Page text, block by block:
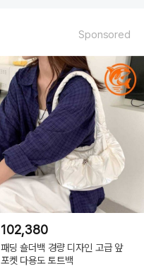
Sponsored
102,380
패딩 숄더백 경량 디자인 고급 앞
포켓 다용도 토트백